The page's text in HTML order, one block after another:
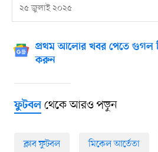
২৫ জুলাই ২০২৫
প্রথম আলোর খবর পেতে গুগল
করুন
ফুটবলথেকে আরও পড়ুন
ক্লাব ফুটবল মিকেল আর্তেতা